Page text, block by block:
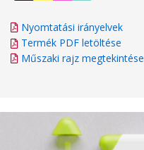
Nyomtatási irányelvek
Termék PDF letöltése
Műszaki rajz megtekintése